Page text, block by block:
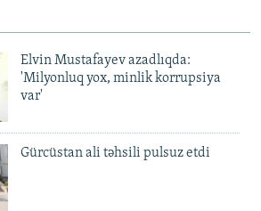
Elvin Mustafayev azadlıqda:
'Milyonluq yox, minlik korrupsiya
var'
Gürcüstan ali təhsili pulsuz etdi